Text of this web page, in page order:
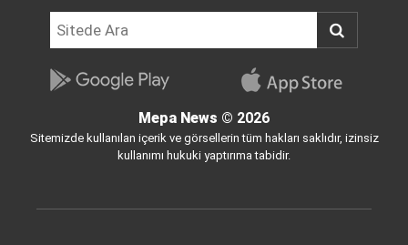
Mepa News © 2026
Sitemizde kullanılan içerik ve görsellerin tüm hakları saklıdır, izinsiz
kullanımı hukuki yaptırıma tabidir.